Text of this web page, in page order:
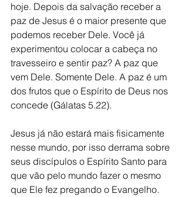
hoje. Depois da salvação receber a
paz de Jesus é o maior presente que
podemos receber Dele. Você já
experimentou colocar a cabeça no
travesseiro e sentir paz? A paz que
vem Dele. Somente Dele. A paz é um
dos frutos que o Espírito de Deus nos
concede (Gálatas 5.22).
Jesus já não estará mais fisicamente
nesse mundo, por isso derrama sobre
seus discípulos o Espírito Santo para
que vão pelo mundo fazer o mesmo
que Ele fez pregando o Evangelho.